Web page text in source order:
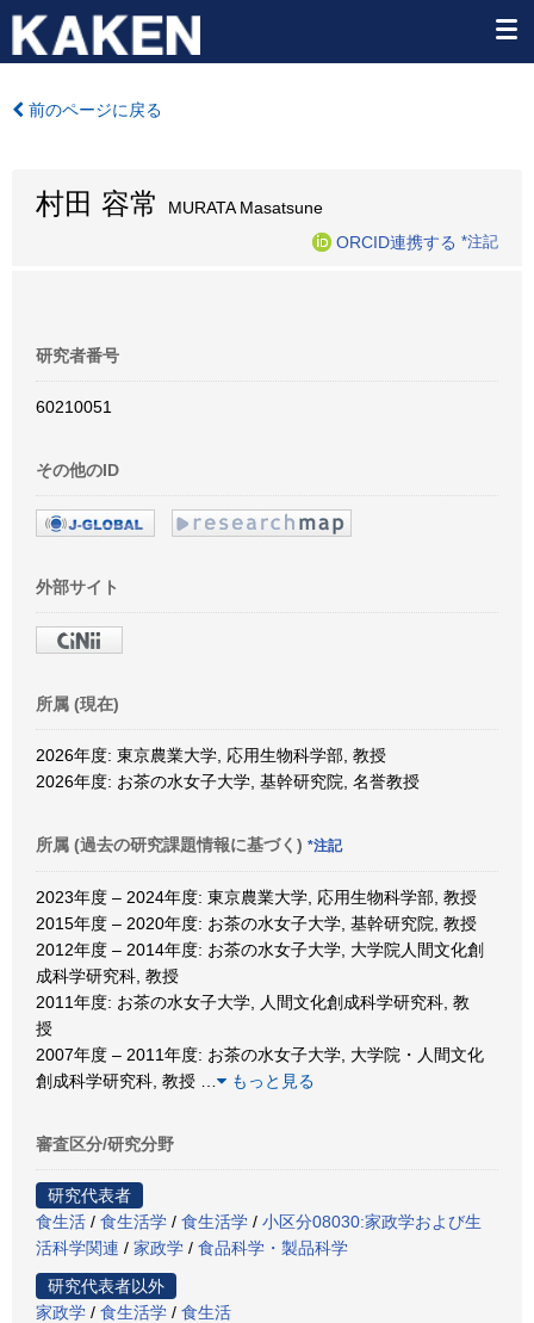
前のページに戻る
村田 容常
MURATA Masatsune
ORCID連携する *注記
研究者番号
60210051
その他のID
外部サイト
所属 (現在)
2026年度: 東京農業大学, 応用生物科学部, 教授
2026年度: お茶の水女子大学, 基幹研究院, 名誉教授
所属 (過去の研究課題情報に基づく) *注記
2023年度 – 2024年度: 東京農業大学, 応用生物科学部, 教授
2015年度 – 2020年度: お茶の水女子大学, 基幹研究院, 教授
2012年度 – 2014年度: お茶の水女子大学, 大学院人間文化創
成科学研究科, 教授
2011年度: お茶の水女子大学, 人間文化創成科学研究科, 教
授
2007年度 – 2011年度: お茶の水女子大学, 大学院・人間文化
創成科学研究科, 教授
もっと見る
審査区分/研究分野
研究代表者
食生活 / 食生活学 / 食生活学 / 小区分08030:家政学および生
活科学関連 / 家政学 / 食品科学・製品科学
研究代表者以外
家政学 / 食生活学 / 食生活